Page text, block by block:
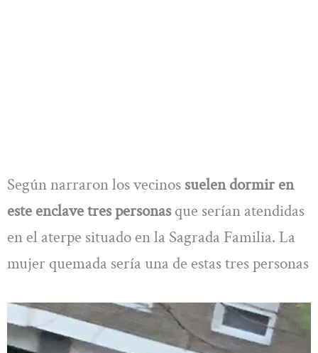
Según narraron los vecinos suelen dormir en
este enclave tres personasque serían atendidas
en el aterpe situado en la Sagrada Familia. La
mujer quemada sería una de estas tres personas